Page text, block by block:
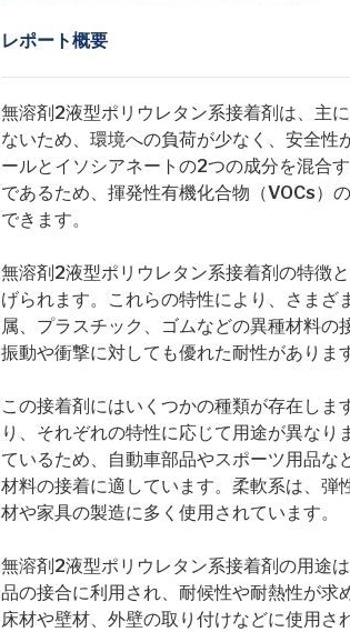
レポート概要
無溶剤2液型ポリウレタン系接着剤は、主
ないため、環境への負荷が少なく、安全
ールとイソシアネートの2つの成分を混合
であるため、揮発性有機化合物（VOCs）
できます。
無溶剤2液型ポリウレタン系接着剤の特徴
げられます。これらの特性により、さま
属、プラスチック、ゴムなどの異種材料の
振動や衝撃に対しても優れた耐性がありま
この接着剤にはいくつかの種類が存在し
り、それぞれの特性に応じて用途が異な
ているため、自動車部品やスポーツ用品
材料の接着に適しています。柔軟系は、弾
材や家具の製造に多く使用されています。
無溶剤2液型ポリウレタン系接着剤の用途
品の接合に利用され、耐候性や耐熱性が求
床材や壁材、外壁の取り付けなどに使用